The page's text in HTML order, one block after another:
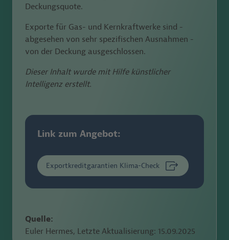
Deckungsquote.
Exporte für Gas- und Kernkraftwerke sind -
abgesehen von sehr spezifischen Ausnahmen -
von der Deckung ausgeschlossen.
Dieser Inhalt wurde mit Hilfe künstlicher
Intelligenz erstellt.
Link zum Angebot:
Exportkreditgarantien Klima-Check
Quelle:
Euler Hermes, Letzte Aktualisierung: 15.09.2025